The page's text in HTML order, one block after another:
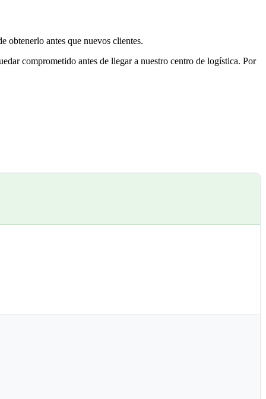
obtenerlo antes que nuevos clientes.
comprometido antes de llegar a nuestro centro de logística. Por